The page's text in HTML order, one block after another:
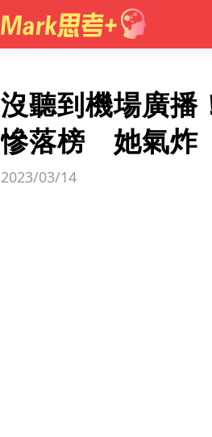
沒聽到機場廣播
慘落榜 她氣炸
2023/03/14